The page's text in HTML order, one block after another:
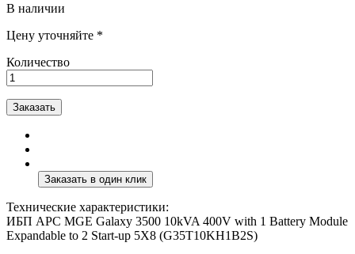
В наличии
Цену уточняйте *
Количество
Заказать
Технические характеристики:
ИБП APC MGE Galaxy 3500 10kVA 400V with 1 Battery Module
Expandable to 2 Start-up 5X8 (G35T10KH1B2S)